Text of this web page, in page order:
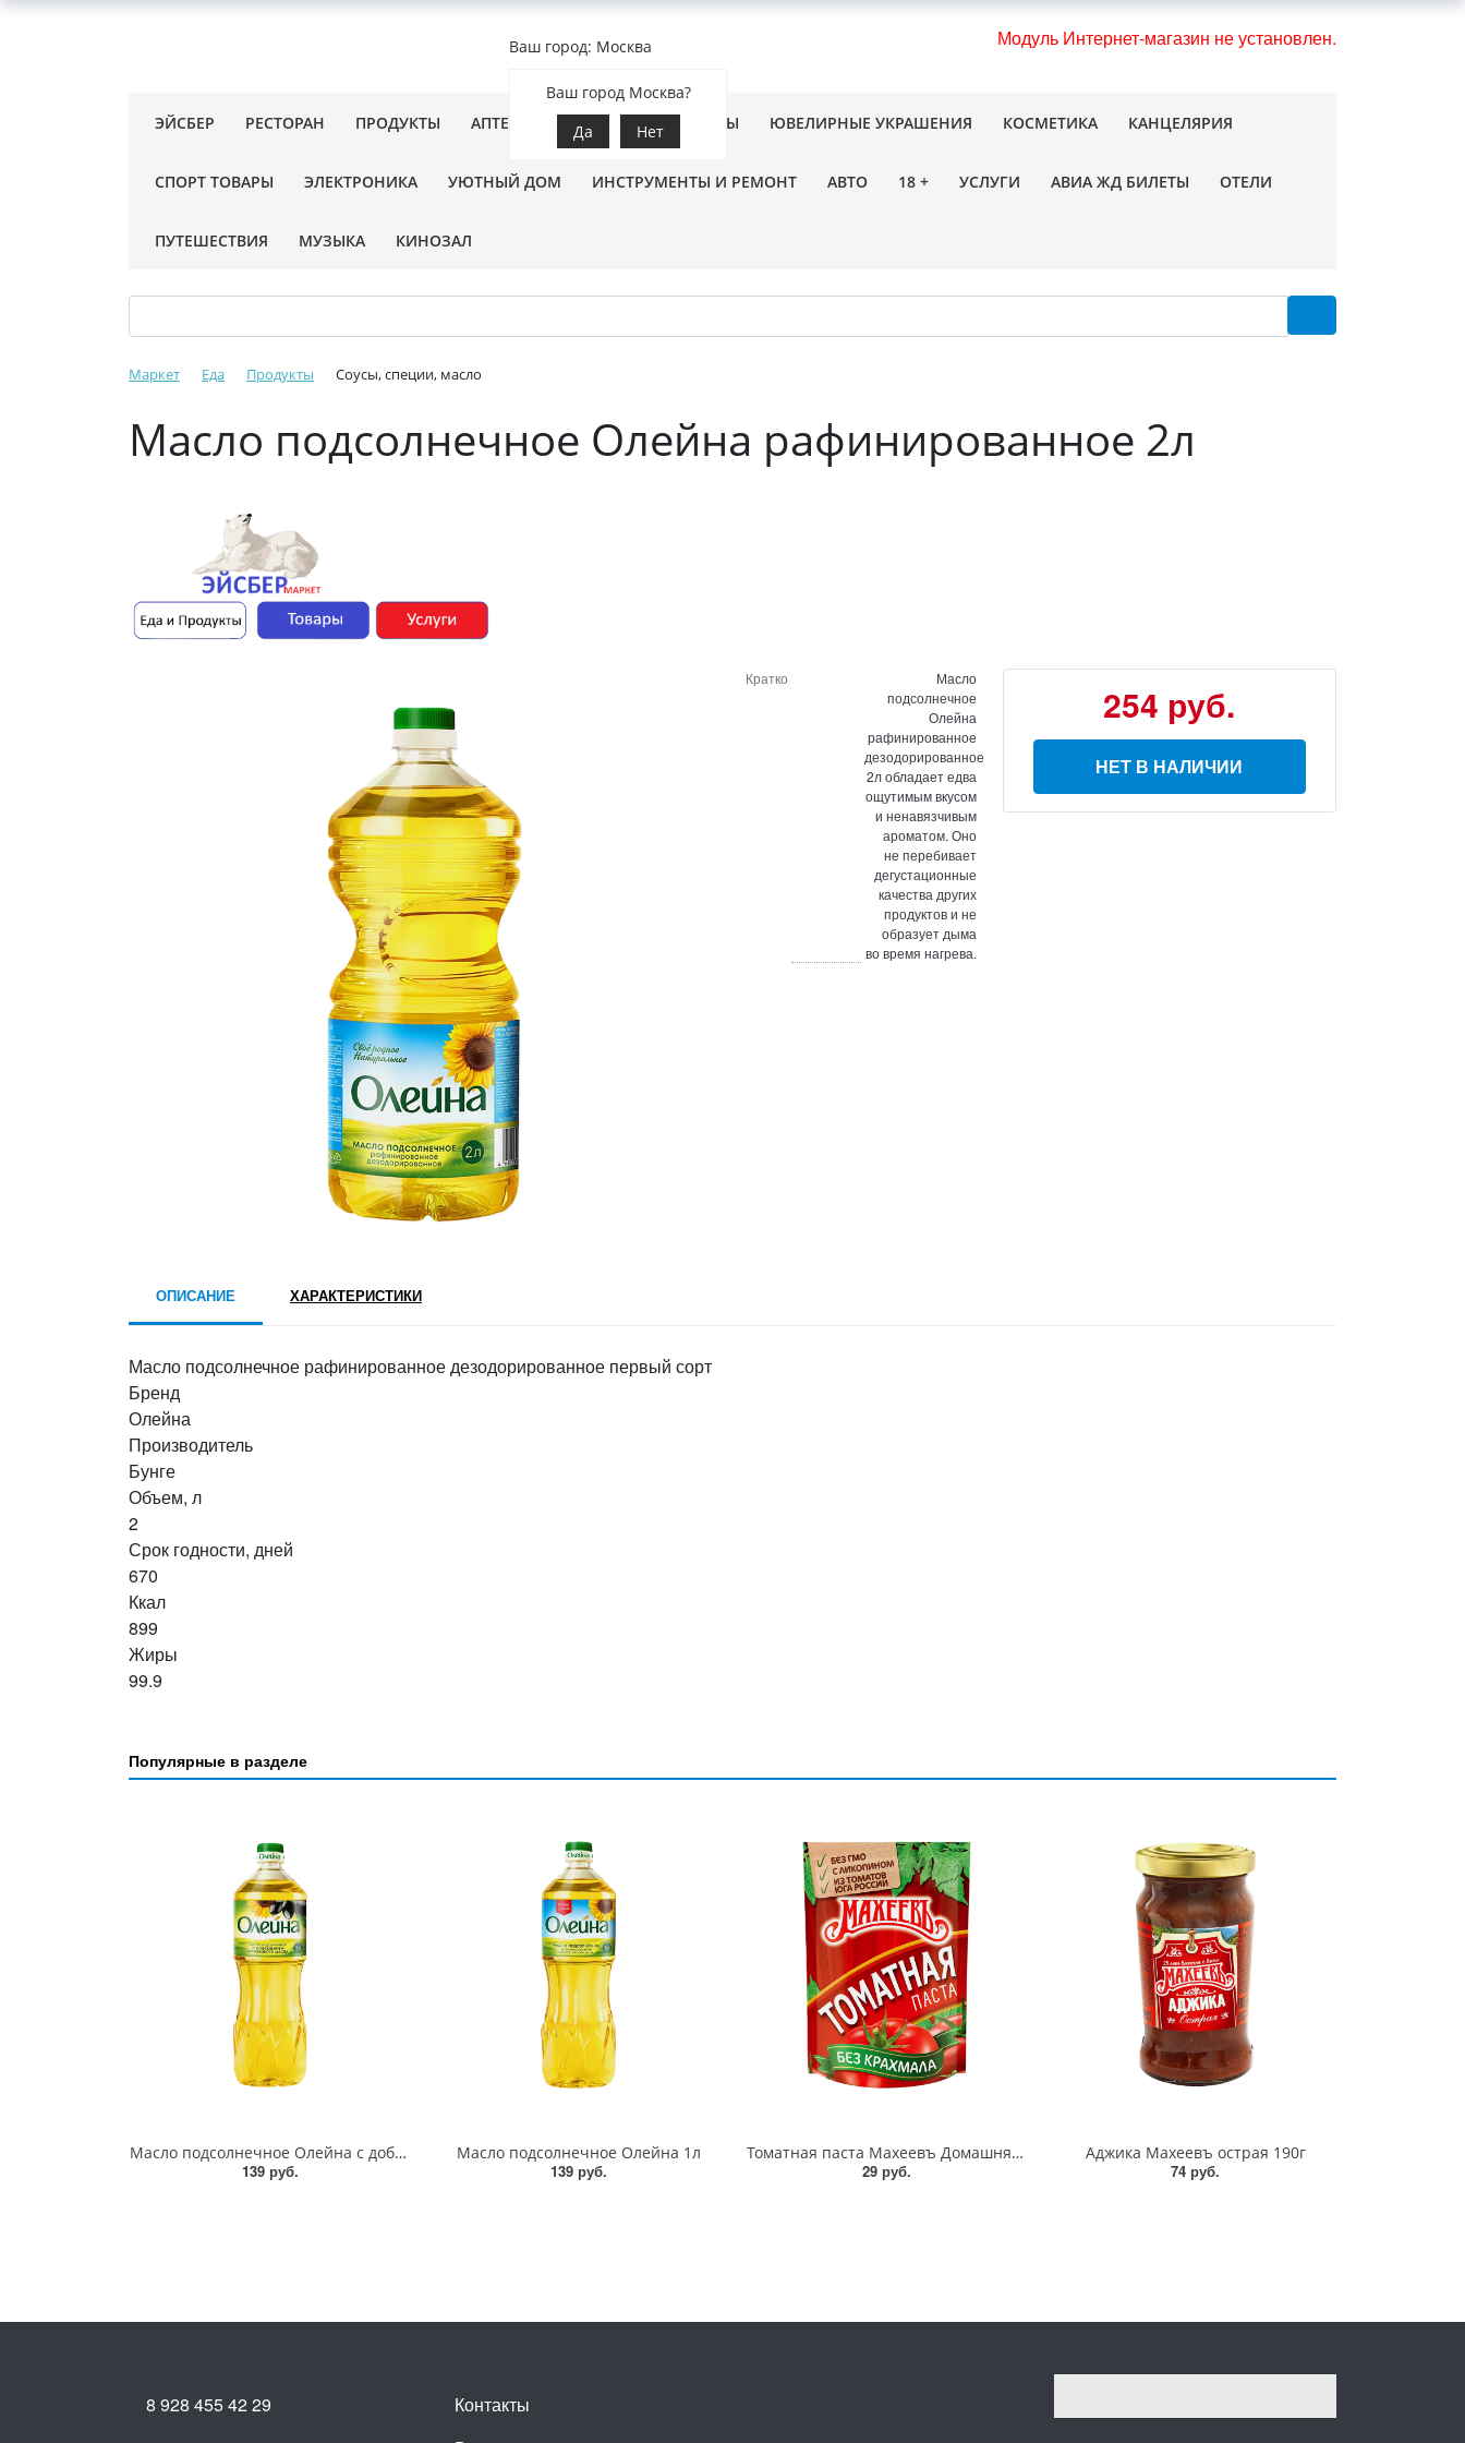
Модуль Интернет-магазин не установлен.
Ваш город: Москва
Ваш город Москва?
Да
Нет
ЭЙСБЕР РЕСТОРАН ПРОДУКТЫ АПТЕКА ЗООТОВАРЫ ЦВЕТЫ ЮВЕЛИРНЫЕ УКРАШЕНИЯ КОСМЕТИКА КАНЦЕЛЯРИЯ
СПОРТ ТОВАРЫ ЭЛЕКТРОНИКА УЮТНЫЙ ДОМ ИНСТРУМЕНТЫ И РЕМОНТ АВТО 18 + УСЛУГИ АВИА ЖД БИЛЕТЫ ОТЕЛИ
ПУТЕШЕСТВИЯ МУЗЫКА КИНОЗАЛ
Маркет Еда Продукты Соусы, специи, масло
Масло подсолнечное Олейна рафинированное 2л
Кратко
Масло
подсолнечное
Олейна
рафинированное
дезодорированное
2л обладает едва
ощутимым вкусом
и ненавязчивым
ароматом. Оно
не перебивает
дегустационные
качества других
продуктов и не
образует дыма
во время нагрева.
254 руб.
НЕТ В НАЛИЧИИ
ОПИСАНИЕ ХАРАКТЕРИСТИКИ
Масло подсолнечное рафинированное дезодорированное первый сорт
Бренд
Олейна
Производитель
Бунге
Объем, л
2
Срок годности, дней
670
Ккал
899
Жиры
99.9
Популярные в разделе
Масло подсолнечное Олейна с добавлением оливкового масла 1л
139 руб.
Масло подсолнечное Олейна 1л
139 руб.
Томатная паста Махеевъ Домашняя 70г
29 руб.
Аджика Махеевъ острая 190г
74 руб.
Контакты
8 928 455 42 29